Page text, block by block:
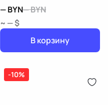
—BYN—BYN
~ — $
В корзину
-10%